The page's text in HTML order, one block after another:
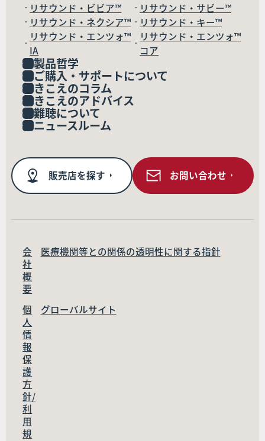
リサウンド・ビビア™
リサウンド・サビー™
リサウンド・ネクシア™
リサウンド・キー™
リサウンド・エンツォ™
IA
リサウンド・エンツォ™
コア
製品哲学
ご購入・サポートについて
きこえのコラム
きこえのアドバイス
難聴について
ニュースルーム
販売店を探す お問い合わせ
会
社
概
要
医療機関等との関係の透明性に関する指針
個
人
情
報
保
護
方
針/
利
用
規
グローバルサイト